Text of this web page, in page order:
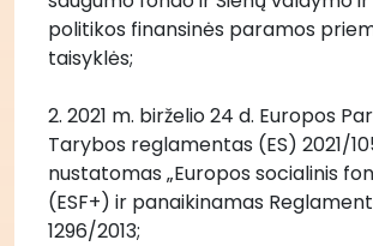
politikos finansinės paramos
taisyklės;
2. 2021 m. birželio 24 d. Europos
Tarybos reglamentas (ES) 2021/
nustatomas „Europos socialinis
(ESF+) ir panaikinamas
1296/2013;